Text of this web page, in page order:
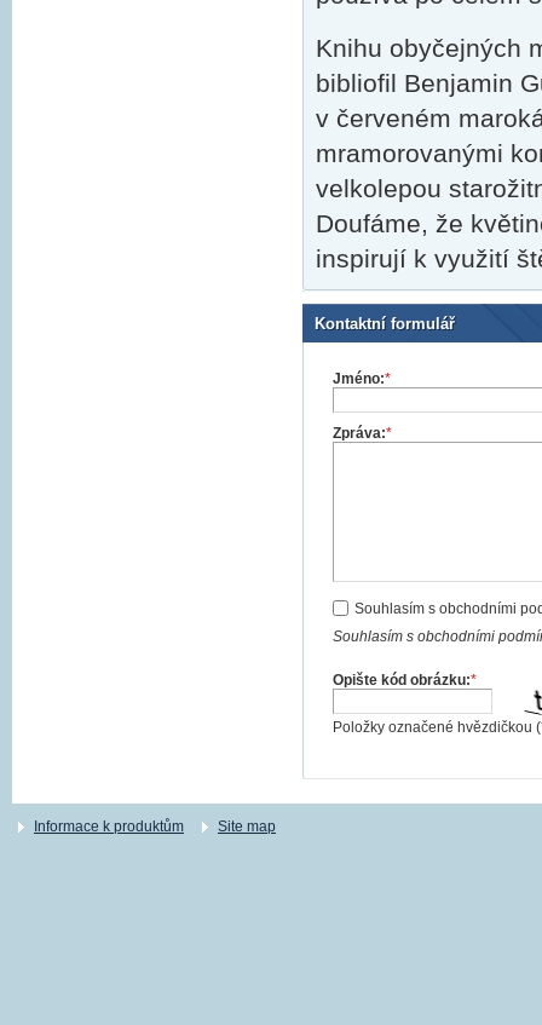
Knihu obyčejných
bibliofil Benjamin
v červeném
mramorovanými
velkolepou
Doufáme, že
inspirují k využití
Kontaktní formulář
Jméno:*
Zpráva:*
Souhlasím s obchodními
Souhlasím s obchodními
Opište kód obrázku:*
Položky označené hvězdičkou (
Informace k produktům Site map